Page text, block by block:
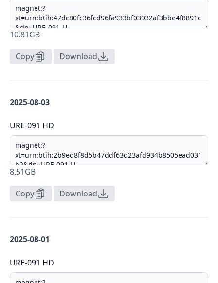
10.81GB
Copy Download
2025-08-03
URE-091 HD
8.51GB
Copy Download
2025-08-01
URE-091 HD